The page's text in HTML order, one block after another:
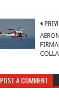
POST A COMMENT